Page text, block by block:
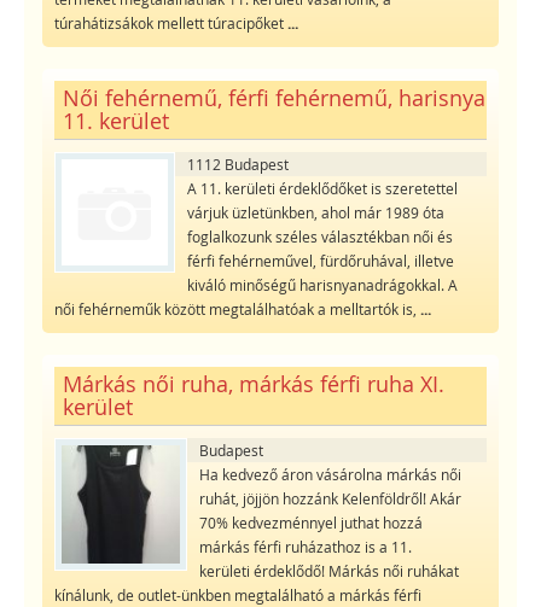
túrahátizsákok mellett túracipőket...
Női fehérnemű, férfi fehérnemű, harisnya
11. kerület
1112 Budapest
A 11. kerületi érdeklődőket is szeretettel
várjuk üzletünkben, ahol már 1989 óta
foglalkozunk széles választékban női és
férfi fehérneművel, fürdőruhával, illetve
kiváló minőségű harisnyanadrágokkal. A
női fehérneműk között megtalálhatóak a melltartók is, ...
Márkás női ruha, márkás férfi ruha XI.
kerület
Budapest
Ha kedvező áron vásárolna márkás női
ruhát, jöjjön hozzánk Kelenföldről! Akár
70% kedvezménnyel juthat hozzá
márkás férfi ruházathoz is a 11.
kerületi érdeklődő! Márkás női ruhákat
kínálunk, de outlet-ünkben megtalálható a márkás férfi